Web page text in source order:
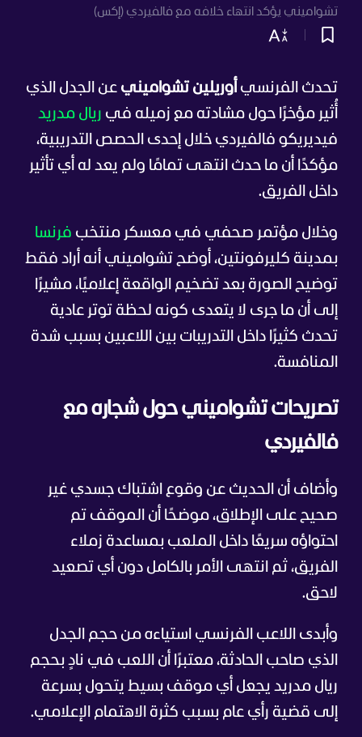
تشواميني يؤكد انتهاء خلافه مع فالفيردي (إكس)
تحدث الفرنسي أوريلين تشواميني عن الجدل الذي
أُثير مؤخرًا حول مشادته مع زميله في ريال مدريد
فيديريكو فالفيردي خلال إحدى الحصص التدريبية،
مؤكدًا أن ما حدث انتهى تمامًا ولم يعد له أي تأثير
داخل الفريق.
وخلال مؤتمر صحفي في معسكر منتخب فرنسا
بمدينة كليرفونتين، أوضح تشواميني أنه أراد فقط
توضيح الصورة بعد تضخيم الواقعة إعلاميًا، مشيرًا
إلى أن ما جرى لا يتعدى كونه لحظة توتر عادية
تحدث كثيرًا داخل التدريبات بين اللاعبين بسبب شدة
المنافسة.
تصريحات تشواميني حول شجاره مع
فالفيردي
وأضاف أن الحديث عن وقوع اشتباك جسدي غير
صحيح على الإطلاق، موضحًا أن الموقف تم
احتواؤه سريعًا داخل الملعب بمساعدة زملاء
الفريق، ثم انتهى الأمر بالكامل دون أي تصعيد
لاحق.
وأبدى اللاعب الفرنسي استياءه من حجم الجدل
الذي صاحب الحادثة، معتبرًا أن اللعب في نادٍ بحجم
ريال مدريد يجعل أي موقف بسيط يتحول بسرعة
إلى قضية رأي عام بسبب كثرة الاهتمام الإعلامي.